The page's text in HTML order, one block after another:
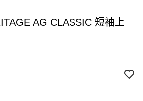
AG CLASSIC 短袖上